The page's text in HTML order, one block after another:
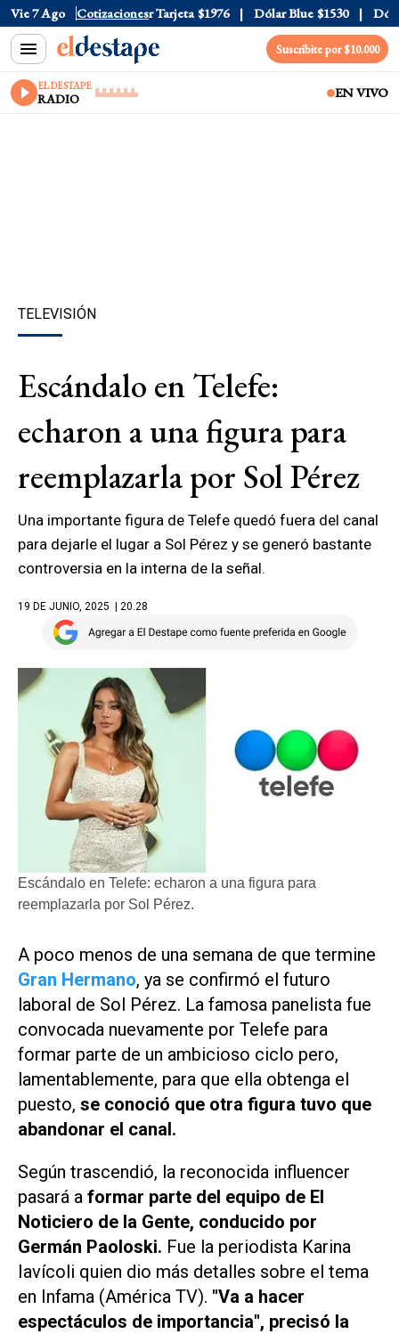
Vie 7 Ago Cotizaciones
Oficial $1520 Dólar Tarjeta $1976 Dólar Blue $1530 Dólar
Suscribite por $10.000
EL DESTAPE
RADIO EN VIVO
TELEVISIÓN
Escándalo en Telefe:
echaron a una figura para
reemplazarla por Sol Pérez
Una importante figura de Telefe quedó fuera del canal
para dejarle el lugar a Sol Pérez y se generó bastante
controversia en la interna de la señal.
19 DE JUNIO, 2025 | 20.28
Escándalo en Telefe: echaron a una figura para
reemplazarla por Sol Pérez.
A poco menos de una semana de que termine
Gran Hermano, ya se confirmó el futuro
laboral de Sol Pérez. La famosa panelista fue
convocada nuevamente por Telefe para
formar parte de un ambicioso ciclo pero,
lamentablemente, para que ella obtenga el
puesto, se conoció que otra figura tuvo que
abandonar el canal.
Según trascendió, la reconocida influencer
pasará a formar parte del equipo de El
Noticiero de la Gente, conducido por
Germán Paoloski. Fue la periodista Karina
Iavícoli quien dio más detalles sobre el tema
en Infama (América TV). "Va a hacer
espectáculos de importancia", precisó la